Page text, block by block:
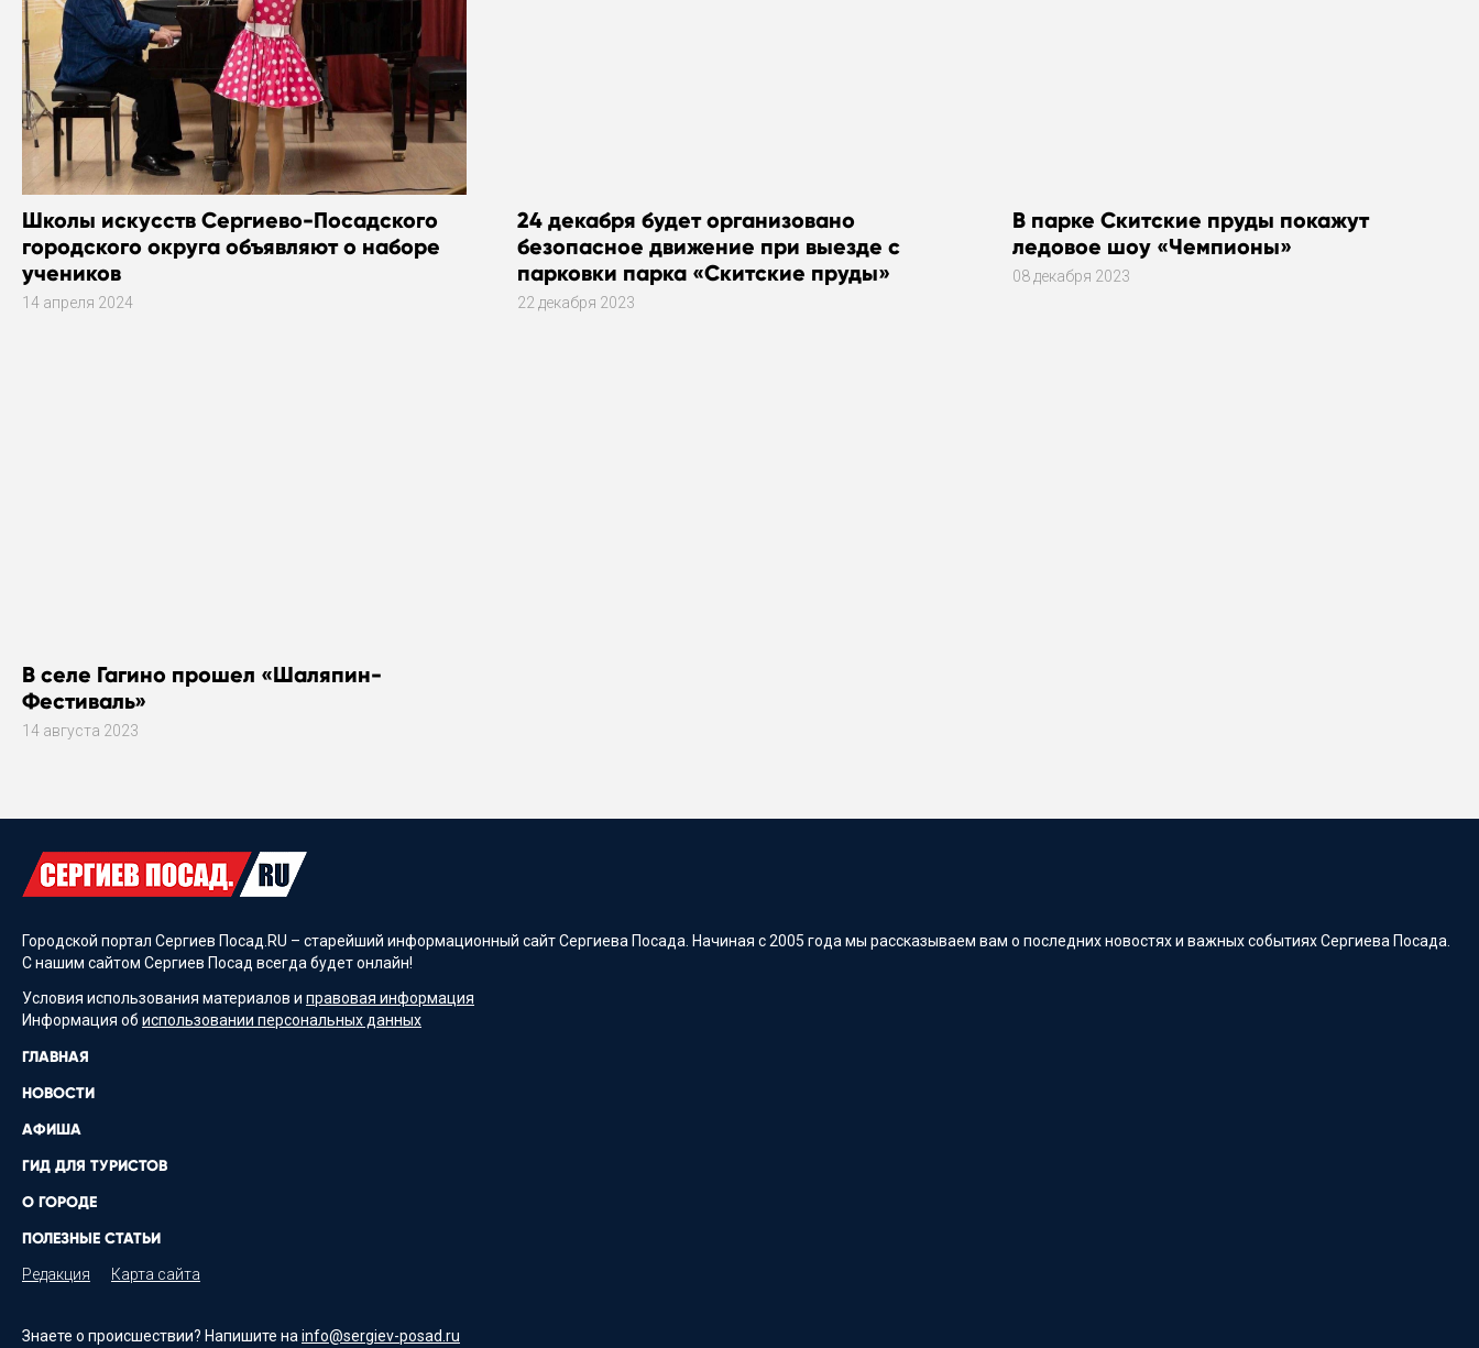
Школы искусств Сергиево-Посадского
городского округа объявляют о наборе
учеников
14 апреля 2024
24 декабря будет организовано
безопасное движение при выезде с
парковки парка «Скитские пруды»
22 декабря 2023
В парке Скитские пруды покажут
ледовое шоу «Чемпионы»
08 декабря 2023
В селе Гагино прошел «Шаляпин-
Фестиваль»
14 августа 2023
Городской портал Сергиев Посад.RU – старейший информационный сайт Сергиева Посада. Начиная с 2005 года мы рассказываем вам о последних новостях и важных событиях Сергиева Посада.
С нашим сайтом Сергиев Посад всегда будет онлайн!
Условия использования материалов и правовая информация
Информация об использовании персональных данных
ГЛАВНАЯ
НОВОСТИ
АФИША
ГИД ДЛЯ ТУРИСТОВ
О ГОРОДЕ
ПОЛЕЗНЫЕ СТАТЬИ
Редакция Карта сайта
Знаете о происшествии? Напишите наinfo@sergiev-posad.ru